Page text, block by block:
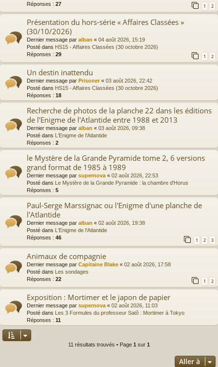
Réponses : 27 1 2
Présentation du hors-série « Affaires Classées »
(30/10/2026)
Dernier message par alban « 04 août 2026, 15:19
Posté dans HS15 - Affaires Classées (30 octobre 2026)
Réponses : 29 1 2
Un destin inattendu
Dernier message par Prisoner« 03 août 2026, 22:42
Posté dans HS15 - Affaires Classées (30 octobre 2026)
Réponses : 18
Recherche de photos de la planche 22 dans les éditions
de l'Enigme de l'Atlantide entre 1988 et 2013
Dernier message par alban « 03 août 2026, 09:38
Posté dans
L'Enigme de l'Atlantide
Réponses : 2
le Mystère de la Grande Pyramide tome 2, 6 versions
grand format de 1985 à 1989
Dernier message par supernova « 02 août 2026, 22:53
Posté dans
Le Mystère de la Grande Pyramide : la chambre d'Horus
Réponses : 5
Paul-Serge Marssignac ou l'Enigme d'une planche de
l'Atlantide
Dernier message par alban « 02 août 2026, 19:38
Posté dans
L'Enigme de l'Atlantide
Réponses : 46 1 2 3
Animaux de compagnie
Dernier message par Capitaine Blake « 02 août 2026, 17:58
Posté dans Les sondages
Réponses : 22 1 2
Exposition : Mortimer et le japon de papier
Dernier message par supernova « 02 août 2026, 11:03
Posté dans Les 3 Formules du professeur Satô : Mortimer à Tokyo
Réponses : 11
11 résultats trouvés • Page 1 sur 1
Aller à